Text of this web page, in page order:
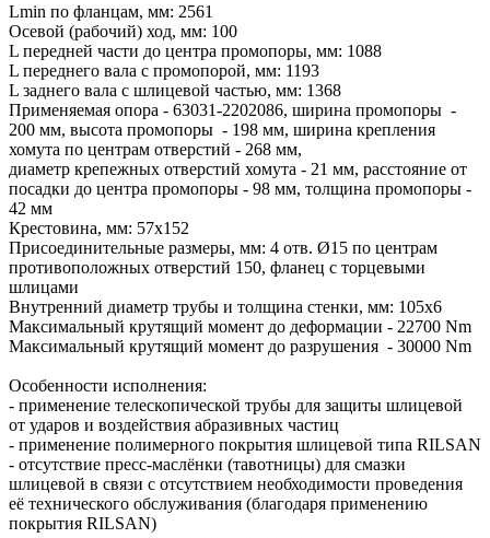
Lmin по фланцам, мм: 2561
Осевой (рабочий) ход, мм: 100
L передней части до центра промопоры, мм: 1088
L переднего вала с промопорой, мм: 1193
L заднего вала с шлицевой частью, мм: 1368
Применяемая опора - 63031-2202086, ширина промопоры -
200 мм, высота промопоры - 198 мм, ширина крепления
хомута по центрам отверстий - 268 мм,
диаметр крепежных отверстий хомута - 21 мм, расстояние от
посадки до центра промопоры - 98 мм, толщина промопоры -
42 мм
Крестовина, мм: 57х152
Присоединительные размеры, мм: 4 отв. Ø15 по центрам
противоположных отверстий 150, фланец с торцевыми
шлицами
Внутренний диаметр трубы и толщина стенки, мм: 105х6
Максимальный крутящий момент до деформации - 22700 Nm
Максимальный крутящий момент до разрушения - 30000 Nm
Особенности исполнения:
- применение телескопической трубы для защиты шлицевой
от ударов и воздействия абразивных частиц
- применение полимерного покрытия шлицевой типа RILSAN
- отсутствие пресс-маслёнки (тавотницы) для смазки
шлицевой в связи с отсутствием необходимости проведения
её технического обслуживания (благодаря применению
покрытия RILSAN)